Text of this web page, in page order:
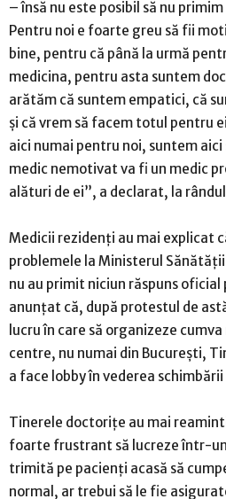
– însă nu este posibil să nu
Pentru noi e foarte greu să fii
bine, pentru că până la urmă
medicina, pentru asta suntem
arătăm că suntem empatici, că
şi că vrem să facem totul pentru
aici numai pentru noi, suntem
medic nemotivat va fi un medic
alături de ei”, a declarat, la
Medicii rezidenţi au mai explicat
problemele la Ministerul
nu au primit niciun răspuns oficial
anunţat că, după protestul de
lucru în care să organizeze
centre, nu numai din Bucureşti,
a face lobby în vederea
Tinerele doctoriţe au mai
foarte frustrant să lucreze într-
trimită pe pacienţi acasă să
normal, ar trebui să le fie